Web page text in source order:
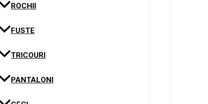
ROCHII
FUSTE
TRICOURI
PANTALONI